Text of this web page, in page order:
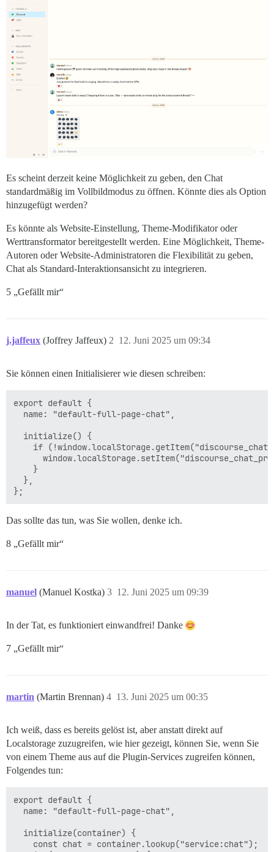
Es scheint derzeit keine Möglichkeit zu geben, den Chat
standardmäßig im Vollbildmodus zu öffnen. Könnte dies als Option
hinzugefügt werden?
Es könnte als Website-Einstellung, Theme-Modifikator oder
Werttransformator bereitgestellt werden. Eine Möglichkeit, Theme-
Autoren oder Website-Administratoren die Flexibilität zu geben,
Chat als Standard-Interaktionsansicht zu integrieren.
5 „Gefällt mir“
j.jaffeux (Joffrey Jaffeux) 12. Juni 2025 um 09:34
2
Sie können einen Initialisierer wie diesen schreiben:
export default {
  name: "default-full-page-chat",
  initialize() {
if
    }
  },
Das sollte das tun, was Sie wollen, denke ich.
8 „Gefällt mir“
manuel (Manuel Kostka) 12. Juni 2025 um 09:39
3
In der Tat, es funktioniert einwandfrei! Danke
7 „Gefällt mir“
martin (Martin Brennan) 13. Juni 2025 um 00:35
4
Ich weiß, dass es bereits gelöst ist, aber anstatt direkt auf
Localstorage zuzugreifen, wie hier gezeigt, können Sie, wenn Sie
von einem Theme aus auf die Plugin-Services zugreifen können,
Folgendes tun:
export default {
  name: "default-full-page-chat",
  initialize(container) {
    const chat = container.lookup("service:chat");